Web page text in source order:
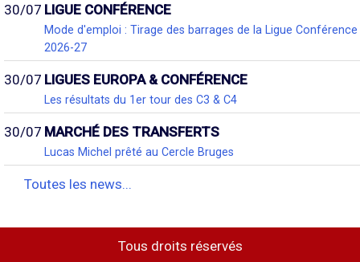
30/07 LIGUE CONFÉRENCE
Mode d'emploi : Tirage des barrages de la Ligue Conférence
2026-27
30/07 LIGUES EUROPA & CONFÉRENCE
Les résultats du 1er tour des C3 & C4
30/07 MARCHÉ DES TRANSFERTS
Lucas Michel prêté au Cercle Bruges
Toutes les news...
Tous droits réservés